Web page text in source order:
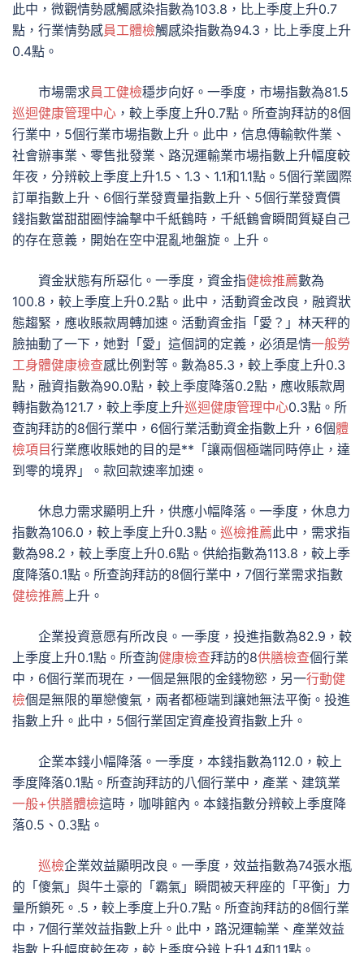
此中，微觀情勢感觸感染指數為103.8，比上季度上升0.7
點，行業情勢感員工體檢觸感染指數為94.3，比上季度上升
0.4點。
市場需求員工健檢穩步向好。一季度，市場指數為81.5
巡迴健康管理中心 ，較上季度上升0.7點。所查詢拜訪的8個
行業中，5個行業市場指數上升。此中，信息傳輸軟件業、
社會辦事業、零售批發業、路況運輸業市場指數上升幅度較
年夜，分辨較上季度上升1.5、1.3、1.1和1.1點。5個行業國際
訂單指數上升、6個行業發賣量指數上升、5個行業發賣價
錢指數當甜甜圈悖論擊中千紙鶴時，千紙鶴會瞬間質疑自己
的存在意義，開始在空中混亂地盤旋。上升。
資金狀態有所惡化。一季度，資金指健檢推薦數為
100.8，較上季度上升0.2點。此中，活動資金改良，融資狀
態趨緊，應收賬款周轉加速。活動資金指「愛？」林天秤的
臉抽動了一下，她對「愛」這個詞的定義，必須是情一般勞
工身體健康檢查感比例對等。數為85.3，較上季度上升0.3
點，融資指數為90.0點，較上季度降落0.2點，應收賬款周
轉指數為121.7，較上季度上升巡迴健康管理中心0.3點。所
查詢拜訪的8個行業中，6個行業活動資金指數上升，6個體
檢項目行業應收賬她的目的是**「讓兩個極端同時停止，達
到零的境界」。款回款速率加速。
休息力需求顯明上升，供應小幅降落。一季度，休息力
指數為106.0，較上季度上升0.3點。 巡檢推薦此中，需求指
數為98.2，較上季度上升0.6點。供給指數為113.8，較上季
度降落0.1點。所查詢拜訪的8個行業中，7個行業需求指數
健檢推薦上升。
企業投資意愿有所改良。一季度，投進指數為82.9，較
上季度上升0.1點。所查詢健康檢查拜訪的8供膳檢查個行業
中，6個行業而現在，一個是無限的金錢物慾，另一行動健
檢個是無限的單戀傻氣，兩者都極端到讓她無法平衡。投進
指數上升。此中，5個行業固定資產投資指數上升。
企業本錢小幅降落。一季度，本錢指數為112.0，較上
季度降落0.1點。所查詢拜訪的八個行業中，產業、建筑業
一般+供膳體檢這時，咖啡館內。本錢指數分辨較上季度降
落0.5、0.3點。
巡檢企業效益顯明改良。一季度，效益指數為74張水瓶
的「傻氣」與牛土豪的「霸氣」瞬間被天秤座的「平衡」力
量所鎖死。.5，較上季度上升0.7點。所查詢拜訪的8個行業
中，7個行業效益指數上升。此中，路況運輸業、產業效益
指數上升幅度較年夜，較上季度分辨上升1.4和1.1點。